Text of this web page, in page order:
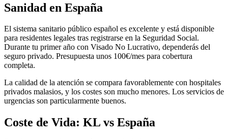
Sanidad en España
El sistema sanitario público español es excelente y está disponible
para residentes legales tras registrarse en la Seguridad Social.
Durante tu primer año con Visado No Lucrativo, dependerás del
seguro privado. Presupuesta unos 100€/mes para cobertura
completa.
La calidad de la atención se compara favorablemente con hospitales
privados malasios, y los costes son mucho menores. Los servicios de
urgencias son particularmente buenos.
Coste de Vida: KL vs España